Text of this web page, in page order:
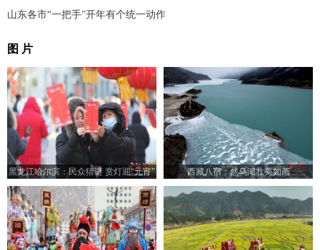
山东各市“一把手”开年有个统一动作
图 片
黑龙江哈尔滨：民众猜谜 赏灯迎“元宵” 西藏八宿：然乌湖壮美如画